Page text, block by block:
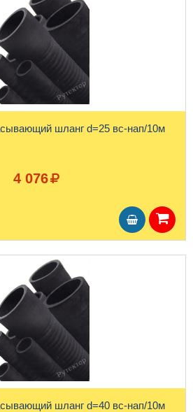
шланг d=25 вс-нап/10м
4 076
шланг d=40 вс-нап/10м